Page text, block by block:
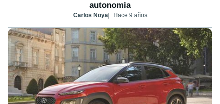
autonomia
Carlos Noya Hace 9 años